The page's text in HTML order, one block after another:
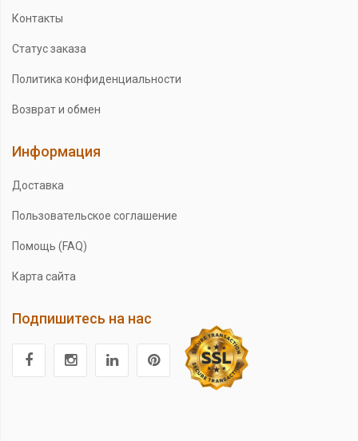
Контакты
Статус заказа
Политика конфиденциальности
Возврат и обмен
Информация
Доставка
Пользовательское соглашение
Помощь (FAQ)
Карта сайта
Подпишитесь на нас